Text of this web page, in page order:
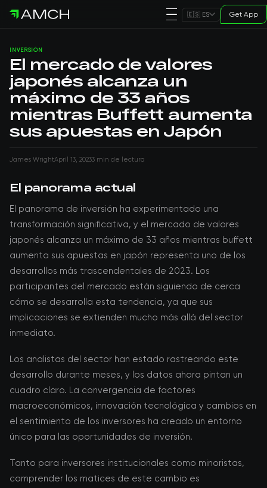
🇪🇸 ES Get App
INVERSIÓN
El mercado de valores
japonés alcanza un
máximo de 33 años
mientras Buffett aumenta
sus apuestas en Japón
James WrightApril 13, 20233 min de lectura
El panorama actual
El panorama de inversión ha experimentado una
transformación significativa, y el mercado de valores
japonés alcanza un máximo de 33 años mientras buffett
aumenta sus apuestas en japón representa uno de los
desarrollos más trascendentales de 2023. Los
participantes del mercado están siguiendo de cerca
cómo se desarrolla esta tendencia, ya que sus
implicaciones se extienden mucho más allá del sector
inmediato.
Los analistas del sector han estado rastreando este
desarrollo durante meses, y los datos ahora pintan un
cuadro claro. La convergencia de factores
macroeconómicos, innovación tecnológica y cambios en
el sentimiento de los inversores ha creado un entorno
único para las oportunidades de inversión.
Tanto para inversores institucionales como minoristas,
comprender los matices de este cambio es